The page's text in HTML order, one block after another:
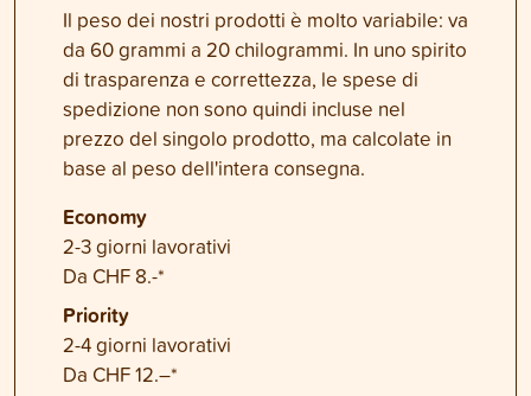
Il peso dei nostri prodotti è molto variabile: va
da 60 grammi a 20 chilogrammi. In uno spirito
di trasparenza e correttezza, le spese di
spedizione non sono quindi incluse nel
prezzo del singolo prodotto, ma calcolate in
base al peso dell'intera consegna.
Economy
2-3 giorni lavorativi
Da CHF 8.-*
Priority
2-4 giorni lavorativi
Da CHF 12.–*